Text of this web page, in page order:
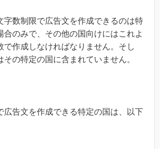
字数制限で広告文を作成できるのは特
合のみで、その他の国向けにはこれよ
で作成しなければなりません。そし
その特定の国に含まれていません。
広告文を作成できる特定の国は、以下